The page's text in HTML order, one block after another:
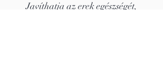
Javíthatja az erek egészségét,